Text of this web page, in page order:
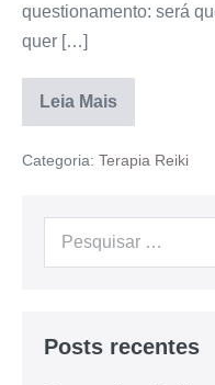
questionamento: será
quer […]
Leia Mais
Categoria: Terapia Reiki
Posts recentes